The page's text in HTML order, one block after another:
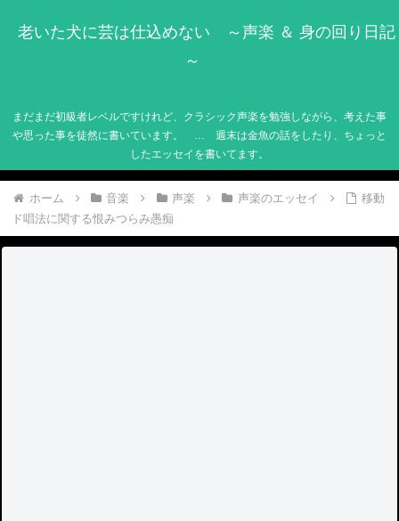
老いた犬に芸は仕込めない ～声楽 ＆ 身の回り日記
～
まだまだ初級者レベルですけれど、クラシック声楽を勉強しながら、考えた事
や思った事を徒然に書いています。 … 週末は金魚の話をしたり、ちょっと
したエッセイを書いてます。
ホーム 音楽 声楽 声楽のエッセイ
移動
ド唱法に関する恨みつらみ愚痴